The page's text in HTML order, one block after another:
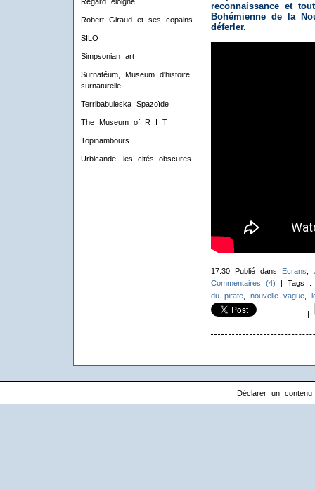
Robert Giraud et ses copains
SILO
Simpsonian art
Surnatéum, Museum d'histoire
surnaturelle
Terribabuleska Spazoïde
The Museum of R I T
Topinambours
Urbicande, les cités obscures
reconnaissance et
Bohémienne de la
déferler.
17:30 Publié dans Ecrans
Commentaires (4) | Tags
du pirate, nouvelle vague,
|
Déclarer un contenu